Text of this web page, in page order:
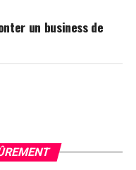
un business de